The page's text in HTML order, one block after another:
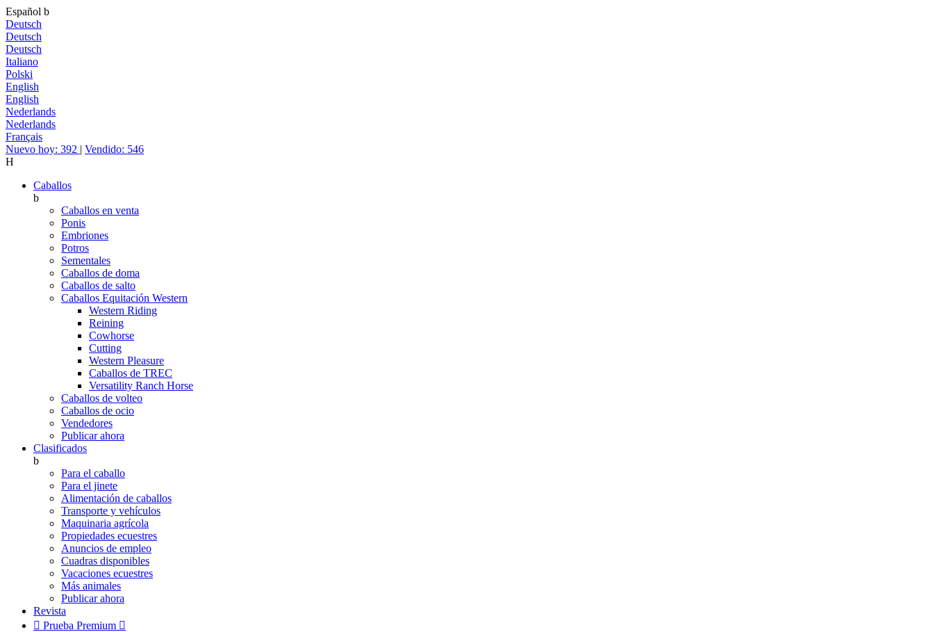
Español b
Deutsch
Deutsch
Deutsch
Italiano
Polski
English
English
Nederlands
Nederlands
Français
Nuevo hoy: 392 | Vendido: 546
H
Caballos
b
Caballos en venta
Ponis
Embriones
Potros
Sementales
Caballos de doma
Caballos de salto
Caballos Equitación Western
Western Riding
Reining
Cowhorse
Cutting
Western Pleasure
Caballos de TREC
Versatility Ranch Horse
Caballos de volteo
Caballos de ocio
Vendedores
Publicar ahora
Clasificados
b
Para el caballo
Para el jinete
Alimentación de caballos
Transporte y vehículos
Maquinaria agrícola
Propiedades ecuestres
Anuncios de empleo
Cuadras disponibles
Vacaciones ecuestres
Más animales
Publicar ahora
Revista
 Prueba Premium 